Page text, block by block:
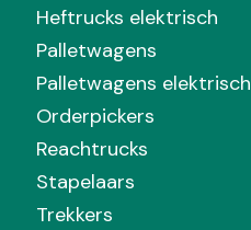
Heftrucks elektrisch
Palletwagens
Palletwagens elektrisch
Orderpickers
Reachtrucks
Stapelaars
Trekkers